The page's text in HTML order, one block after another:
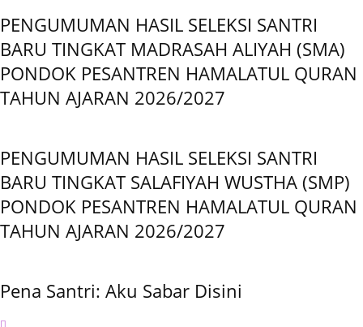
PENGUMUMAN HASIL SELEKSI SANTRI
BARU TINGKAT MADRASAH ALIYAH (SMA)
PONDOK PESANTREN HAMALATUL QURAN
TAHUN AJARAN 2026/2027
PENGUMUMAN HASIL SELEKSI SANTRI
BARU TINGKAT SALAFIYAH WUSTHA (SMP)
PONDOK PESANTREN HAMALATUL QURAN
TAHUN AJARAN 2026/2027
Pena Santri: Aku Sabar Disini